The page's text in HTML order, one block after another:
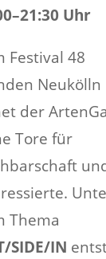
Uhr
Festival 48
Neukölln
der
Tore für
Thema
SIDE/IN